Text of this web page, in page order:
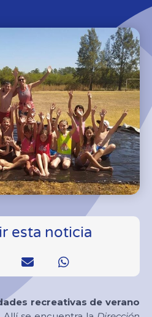
esta noticia
recreativas de verano